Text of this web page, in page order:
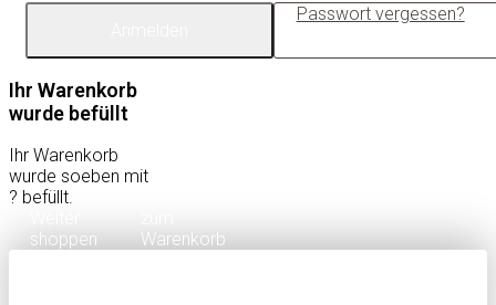
Passwort vergessen?
Ihr Warenkorb
wurde befüllt
Ihr Warenkorb
wurde soeben mit
? befüllt.
shoppen
Warenkorb